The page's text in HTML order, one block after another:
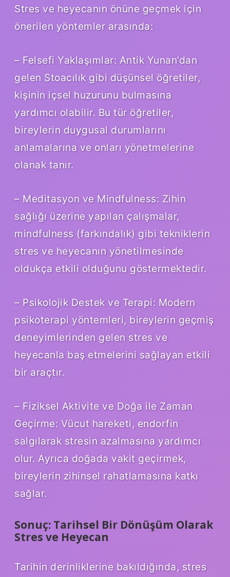
Stres ve heyecanın önüne geçmek için
önerilen yöntemler arasında:
– Felsefi Yaklaşımlar: Antik Yunan’dan
gelen Stoacılık gibi düşünsel öğretiler,
kişinin içsel huzurunu bulmasına
yardımcı olabilir. Bu tür öğretiler,
bireylerin duygusal durumlarını
anlamalarına ve onları yönetmelerine
olanak tanır.
– Meditasyon ve Mindfulness: Zihin
sağlığı üzerine yapılan çalışmalar,
mindfulness (farkındalık) gibi tekniklerin
stres ve heyecanın yönetilmesinde
oldukça etkili olduğunu göstermektedir.
– Psikolojik Destek ve Terapi: Modern
psikoterapi yöntemleri, bireylerin geçmiş
deneyimlerinden gelen stres ve
heyecanla baş etmelerini sağlayan etkili
bir araçtır.
– Fiziksel Aktivite ve Doğa ile Zaman
Geçirme: Vücut hareketi, endorfin
salgılarak stresin azalmasına yardımcı
olur. Ayrıca doğada vakit geçirmek,
bireylerin zihinsel rahatlamasına katkı
sağlar.
Sonuç: Tarihsel Bir Dönüşüm Olarak
Stres ve Heyecan
Tarihin derinliklerine bakıldığında, stres